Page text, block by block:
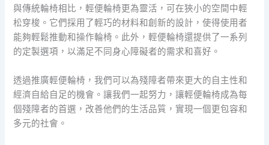
與傳統輪椅相比，輕便輪椅更為靈活，可在狹小的空間中輕
松穿梭。它們採用了輕巧的材料和創新的設計，使得使用者
能夠輕鬆推動和操作輪椅。此外，輕便輪椅還提供了一系列
的定製選項，以滿足不同身心障礙者的需求和喜好。
透過推廣輕便輪椅，我們可以為殘障者帶來更大的自主性和
經濟自給自足的機會。讓我們一起努力，讓輕便輪椅成為每
個殘障者的首選，改善他們的生活品質，實現一個更包容和
多元的社會。